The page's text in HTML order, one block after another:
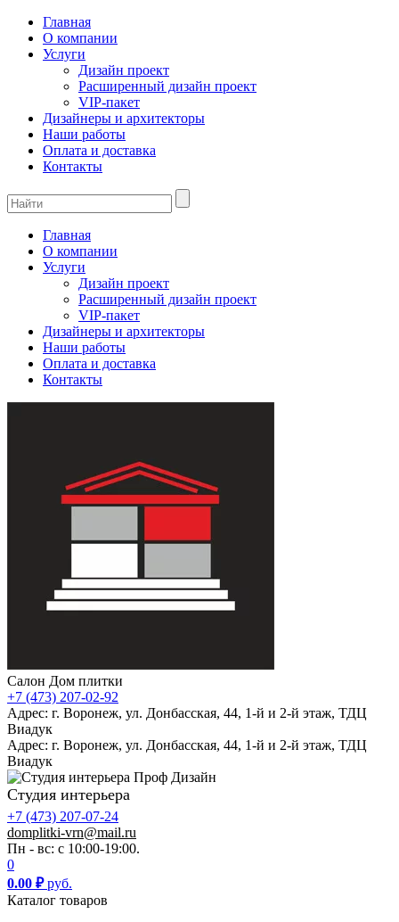
Главная
О компании
Услуги
Дизайн проект
Расширенный дизайн проект
VIP-пакет
Дизайнеры и архитекторы
Наши работы
Оплата и доставка
Контакты
Главная
О компании
Услуги
Дизайн проект
Расширенный дизайн проект
VIP-пакет
Дизайнеры и архитекторы
Наши работы
Оплата и доставка
Контакты
Салон Дом плитки
+7 (473) 207-02-92
Адрес: г. Воронеж, ул. Донбасская, 44, 1-й и 2-й этаж, ТДЦ
Виадук
Адрес: г. Воронеж, ул. Донбасская, 44, 1-й и 2-й этаж, ТДЦ
Виадук
Студия интерьера
+7 (473) 207-07-24
domplitki-vrn@mail.ru
Пн - вс: с 10:00-19:00.
0
0.00 ₽руб.
Каталог товаров